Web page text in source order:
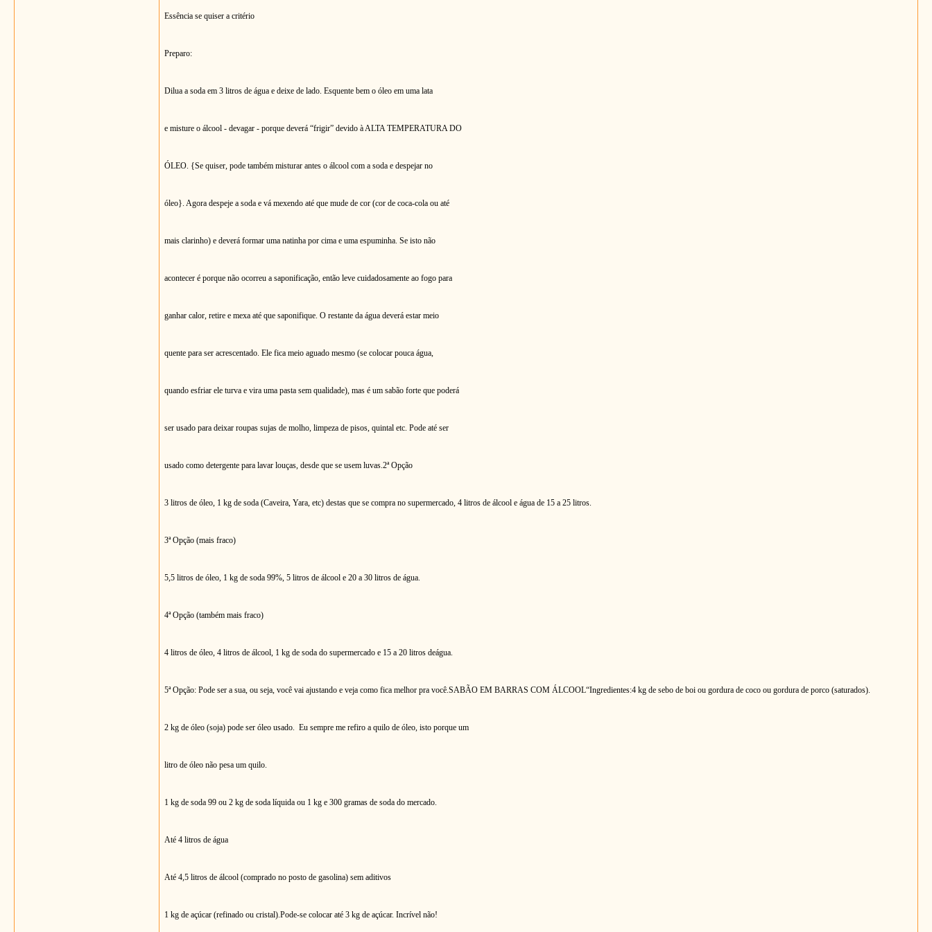
Essência se quiser a critério
Preparo:
Dilua a soda em 3 litros de água e deixe de lado. Esquente bem o óleo em uma lata
e misture o álcool - devagar - porque deverá “frigir” devido à ALTA TEMPERATURA DO
ÓLEO. {Se quiser, pode também misturar antes o álcool com a soda e despejar no
óleo}. Agora despeje a soda e vá mexendo até que mude de cor (cor de coca-cola ou até
mais clarinho) e deverá formar uma natinha por cima e uma espuminha. Se isto não
acontecer é porque não ocorreu a saponificação, então leve cuidadosamente ao fogo para
ganhar calor, retire e mexa até que saponifique. O restante da água deverá estar meio
quente para ser acrescentado. Ele fica meio aguado mesmo (se colocar pouca água,
quando esfriar ele turva e vira uma pasta sem qualidade), mas é um sabão forte que poderá
ser usado para deixar roupas sujas de molho, limpeza de pisos, quintal etc. Pode até ser
usado como detergente para lavar louças, desde que se usem luvas.2ª Opção
3 litros de óleo, 1 kg de soda (Caveira, Yara, etc) destas que se compra no supermercado, 4 litros de álcool e água de 15 a 25 litros.
3ª Opção (mais fraco)
5,5 litros de óleo, 1 kg de soda 99%, 5 litros de álcool e 20 a 30 litros de água.
4ª Opção (também mais fraco)
4 litros de óleo, 4 litros de álcool, 1 kg de soda do supermercado e 15 a 20 litros deágua.
5ª Opção: Pode ser a sua, ou seja, você vai ajustando e veja como fica melhor pra você.SABÃO EM BARRAS COM ÁLCOOL“Ingredientes:4 kg de sebo de boi ou gordura de coco ou gordura de porco (saturados).
2 kg de óleo (soja) pode ser óleo usado. Eu sempre me refiro a quilo de óleo, isto porque um
litro de óleo não pesa um quilo.
1 kg de soda 99 ou 2 kg de soda líquida ou 1 kg e 300 gramas de soda do mercado.
Até 4 litros de água
Até 4,5 litros de álcool (comprado no posto de gasolina) sem aditivos
1 kg de açúcar (refinado ou cristal).Pode-se colocar até 3 kg de açúcar. Incrível não!